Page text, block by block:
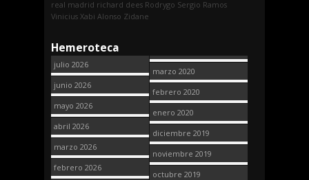
real madrid richard dees Rodrygo Sergio Ramos
Vinicius Xabi Alonso Zidane
Hemeroteca
julio 2026
junio 2026
mayo 2026
abril 2026
marzo 2026
febrero 2026
marzo 2020
febrero 2020
enero 2020
diciembre 2019
noviembre 2019
octubre 2019